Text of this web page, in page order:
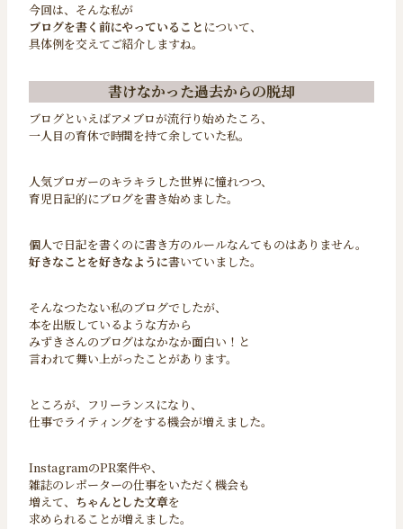
今回は、そんな私が
ブログを書く前にやっていること について、
具体例を交えてご紹介しますね。
書けなかった過去からの脱却
ブログといえばアメブロが流行り始めたころ、
一人目の育休で時間を持て余していた私。
人気ブロガーのキラキラした世界に憧れつつ、
育児日記的にブログを書き始めました。
個人で日記を書くのに書き方のルールなんてものはありません。
好きなことを好きなように書いていました。
そんなつたない私のブログでしたが、
本を出版しているような方から
みずきさんのブログはなかなか面白い！と
言われて舞い上がったことがあります。
ところが、フリーランスになり、
仕事でライティングをする機会が増えました。
InstagramのPR案件や、
雑誌のレポーターの仕事をいただく機会も
増えて、 ちゃんとした文章を
求められることが増えました。